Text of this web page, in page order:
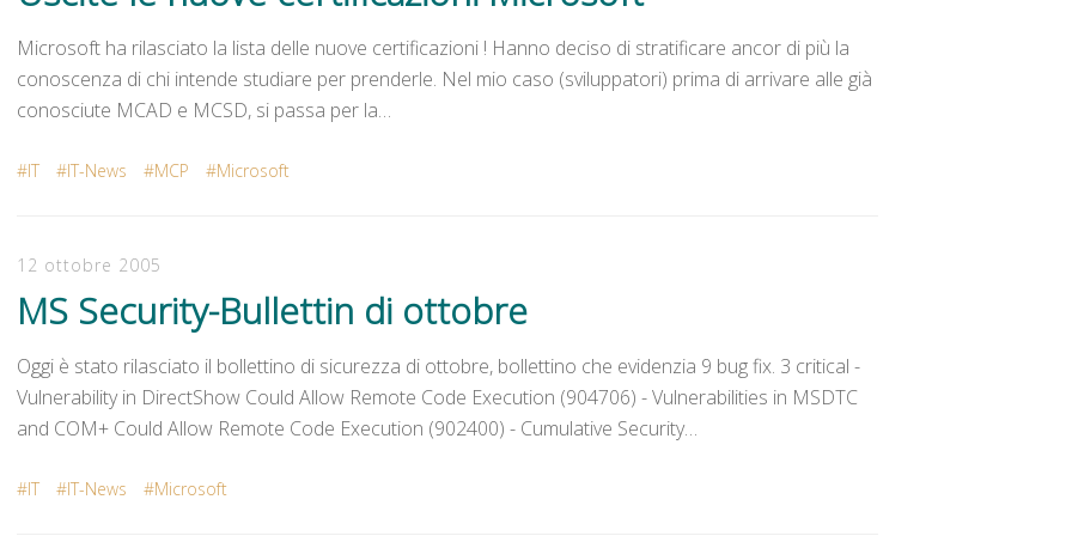
Microsoft ha rilasciato la lista delle nuove certificazioni ! Hanno deciso di stratificare ancor di più la
conoscenza di chi intende studiare per prenderle. Nel mio caso (sviluppatori) prima di arrivare alle già
conosciute MCAD e MCSD, si passa per la…
IT IT-News MCP Microsoft
12 ottobre 2005
MS Security-Bullettin di ottobre
Oggi è stato rilasciato il bollettino di sicurezza di ottobre, bollettino che evidenzia 9 bug fix. 3 critical -
Vulnerability in DirectShow Could Allow Remote Code Execution (904706) - Vulnerabilities in MSDTC
and COM+ Could Allow Remote Code Execution (902400) - Cumulative Security…
IT IT-News Microsoft